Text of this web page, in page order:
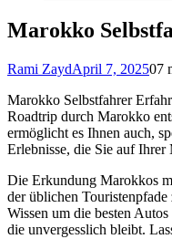
Marokko
Rami ZaydApril 7, 202507
Marokko Selbstfahrer
Roadtrip durch Marokko
ermöglicht es Ihnen auch,
Erlebnisse, die Sie auf
Die Erkundung Marokkos
der üblichen
Wissen um die besten
die unvergesslich bleibt.